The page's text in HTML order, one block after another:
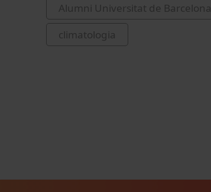
Alumni Universitat de Barcelona
climatologia